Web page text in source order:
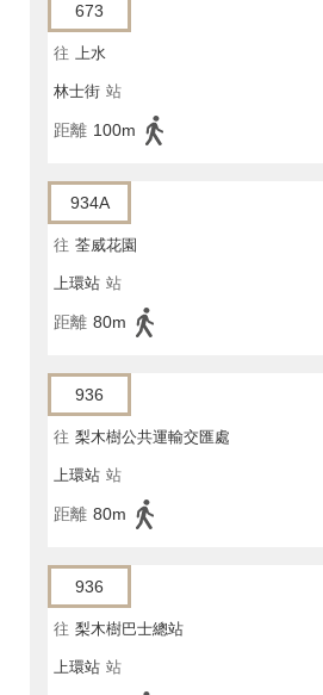
673
往 上水
林士街 站
距離 100m
934A
往 荃威花園
上環站 站
距離 80m
936
往 梨木樹公共運輸交匯處
上環站 站
距離 80m
936
往 梨木樹巴士總站
上環站 站